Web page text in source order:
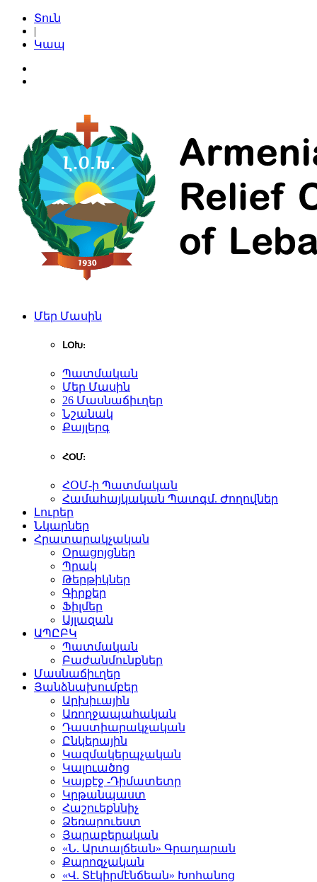
Տուն
|
Կապ
Մեր Մասին
ԼՕԽ:
Պատմական
Մեր Մասին
26 Մասնաճիւղեր
Նշանակ
Քայլերգ
ՀՕՄ:
ՀՕՄ-ի Պատմական
Համահայկական Պատգմ. Ժողովներ
Լուրեր
Նկարներ
Հրատարակչական
Օրացոյցներ
Պրակ
Թերթիկներ
Գիրքեր
Ֆիլմեր
Այլազան
ԱՊԸԲԿ
Պատմական
Բաժանմունքներ
Մասնաճիւղեր
Յանձնախումբեր
Արխիւային
Առողջապահական
Դաստիարակչական
Ընկերային
Կազմակերպչական
Կալուածոց
Կայքէջ -Դիմատետր
Կրթանպաստ
Հաշուեքննիչ
Ձեռարուեստ
Յարաբերական
«Ն. Արտալճեան» Գրադարան
Քարոզչական
«Վ. Տէկիրմէնճեան» Խոհանոց